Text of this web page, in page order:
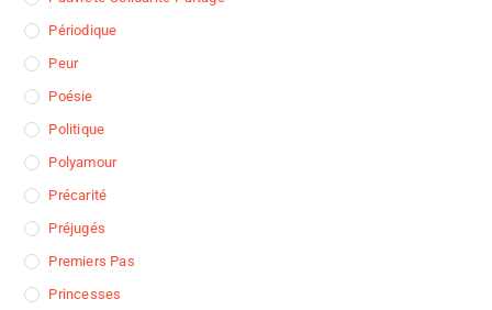
Périodique
Peur
Poésie
Politique
Polyamour
Précarité
Préjugés
Premiers Pas
Princesses